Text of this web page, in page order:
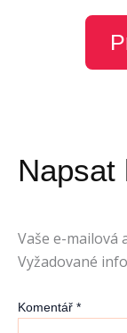
Napsat
Vaše e-mailová
Vyžadované
Komentář *